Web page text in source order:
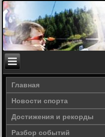
Главная
Новости спорта
Достижения и рекорды
Разбор событий